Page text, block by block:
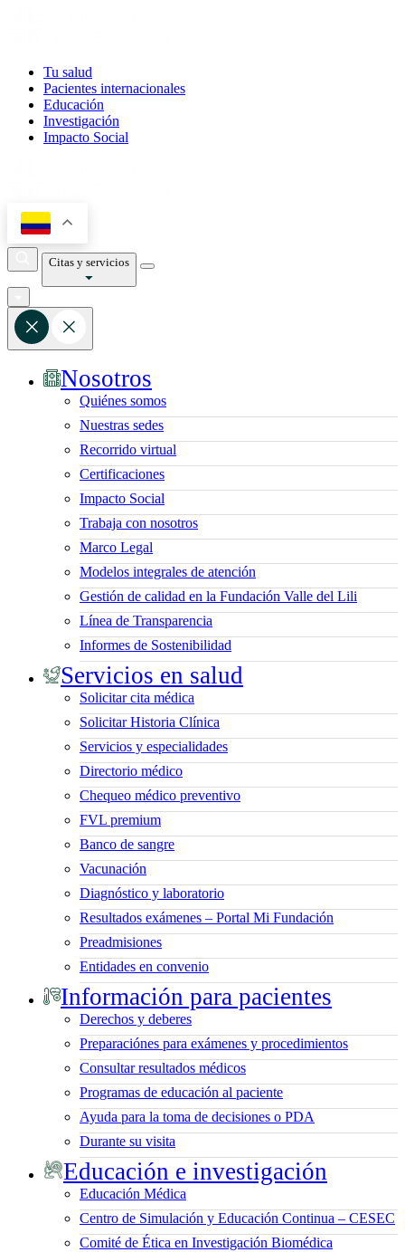
Tu salud
Pacientes internacionales
Educación
Investigación
Impacto Social
Citas y servicios
Nosotros
Quiénes somos
Nuestras sedes
Recorrido virtual
Certificaciones
Impacto Social
Trabaja con nosotros
Marco Legal
Modelos integrales de atención
Gestión de calidad en la Fundación Valle del Lili
Línea de Transparencia
Informes de Sostenibilidad
Servicios en salud
Solicitar cita médica
Solicitar Historia Clínica
Servicios y especialidades
Directorio médico
Chequeo médico preventivo
FVL premium
Banco de sangre
Vacunación
Diagnóstico y laboratorio
Resultados exámenes – Portal Mi Fundación
Preadmisiones
Entidades en convenio
Información para pacientes
Derechos y deberes
Preparaciónes para exámenes y procedimientos
Consultar resultados médicos
Programas de educación al paciente
Ayuda para la toma de decisiones o PDA
Durante su visita
Educación e investigación
Educación Médica
Centro de Simulación y Educación Continua – CESEC
Comité de Ética en Investigación Biomédica